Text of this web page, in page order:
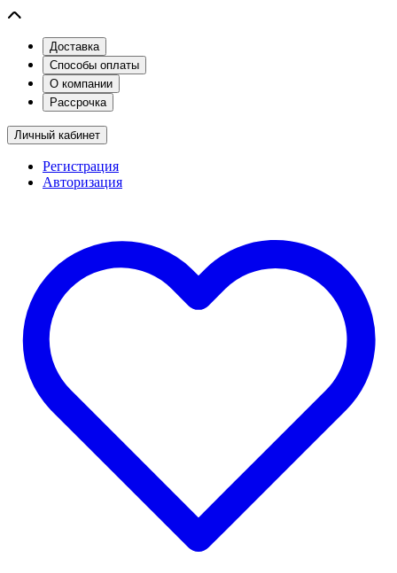
Доставка
Способы оплаты
О компании
Рассрочка
Личный кабинет
Регистрация
Авторизация